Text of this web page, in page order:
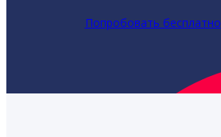
Попробовать бесплатно